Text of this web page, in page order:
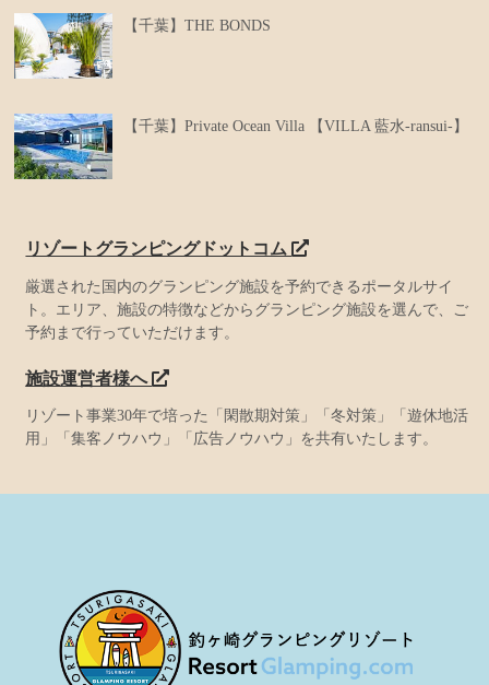
【千葉】THE BONDS
【千葉】Private Ocean Villa 【VILLA 藍水-ransui-】
リゾートグランピングドットコム
厳選された国内のグランピング施設を予約できるポータルサイ
ト。エリア、施設の特徴などからグランピング施設を選んで、ご
予約まで行っていただけます。
施設運営者様へ
リゾート事業30年で培った「閑散期対策」「冬対策」「遊休地活
用」「集客ノウハウ」「広告ノウハウ」を共有いたします。